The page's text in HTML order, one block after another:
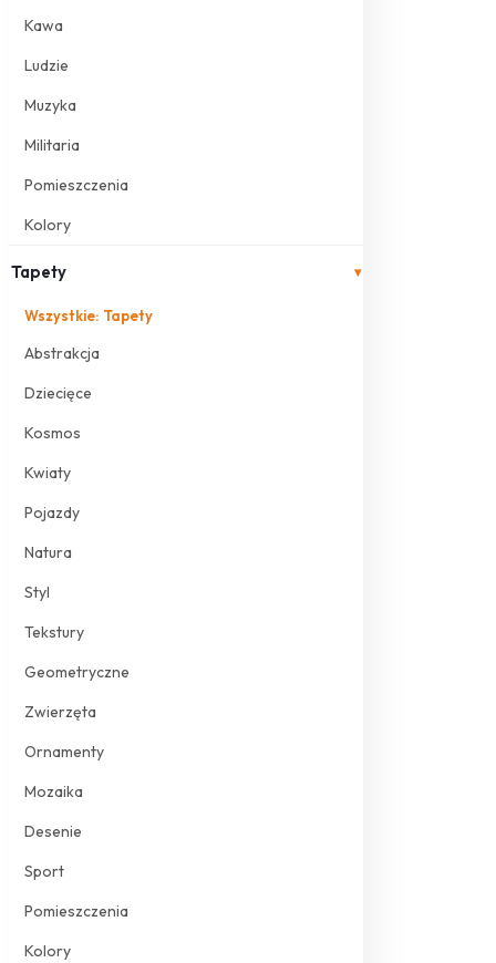
Kawa
Ludzie
Muzyka
Militaria
Pomieszczenia
Kolory
Tapety ▾
Wszystkie: Tapety
Abstrakcja
Dziecięce
Kosmos
Kwiaty
Pojazdy
Natura
Styl
Tekstury
Geometryczne
Zwierzęta
Ornamenty
Mozaika
Desenie
Sport
Pomieszczenia
Kolory